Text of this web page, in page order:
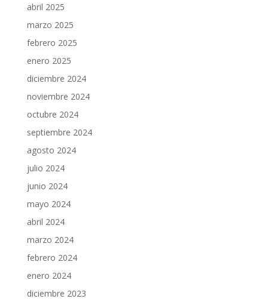
abril 2025
marzo 2025
febrero 2025
enero 2025
diciembre 2024
noviembre 2024
octubre 2024
septiembre 2024
agosto 2024
julio 2024
junio 2024
mayo 2024
abril 2024
marzo 2024
febrero 2024
enero 2024
diciembre 2023